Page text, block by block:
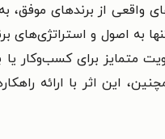
واقعی از برندهای
به اصول و
متمایز برای کسب‌وکار
این اثر با ارائه